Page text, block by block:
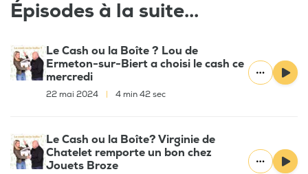
Épisodes à la suite...
Le Cash ou la Boîte ? Lou de
Ermeton-sur-Biert a choisi le cash ce
mercredi
22 mai 2024 4 min 42 sec
Le Cash ou la Boîte? Virginie de
Chatelet remporte un bon chez
Jouets Broze